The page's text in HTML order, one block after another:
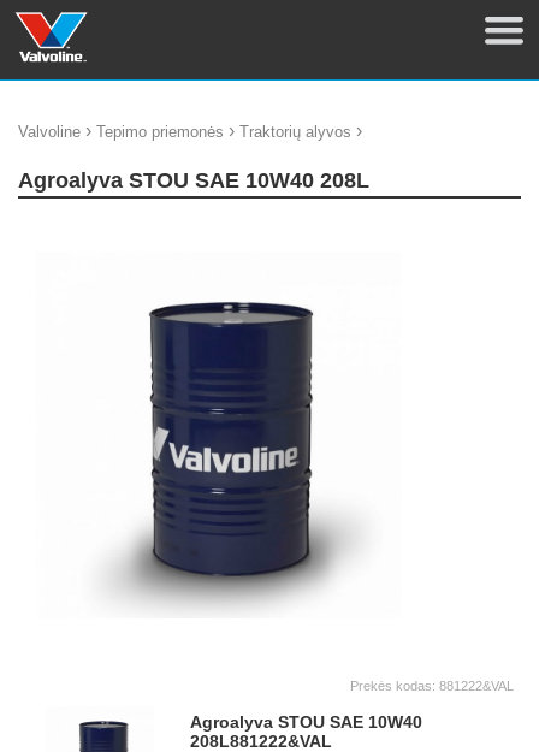
Valvoline › Tepimo priemonės › Traktorių alyvos ›
Agroalyva STOU SAE 10W40 208L
Prekės kodas: 881222&VAL
Agroalyva STOU SAE 10W40
208L881222&VAL